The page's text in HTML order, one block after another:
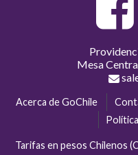
Mesa
Acerca de GoChile
Tarifas en pesos Chilenos